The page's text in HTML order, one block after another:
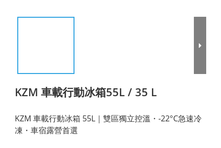
KZM 車載行動冰箱55L / 35 L
KZM 車載行動冰箱 55L｜雙區獨立控溫・-22°C急速冷
凍・車宿露營首選